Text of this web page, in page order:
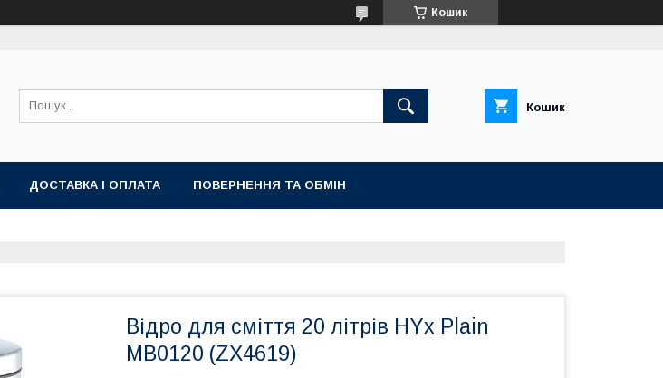
Кошик
Кошик
ДОСТАВКА І ОПЛАТА ПОВЕРНЕННЯ ТА ОБМІН
Відро для сміття 20 літрів HYx Plain
MB0120 (ZX4619)